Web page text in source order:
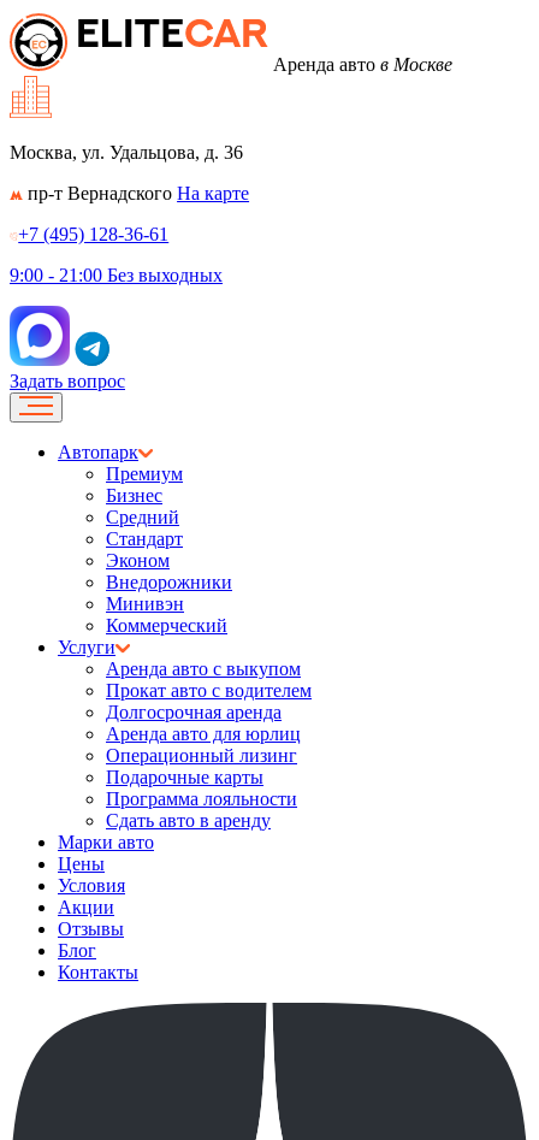
Аренда авто в Москве
Москва, ул. Удальцова, д. 36
пр-т ВернадскогоНа карте
+7 (495) 128-36-61
9:00 - 21:00 Без выходных
Задать вопрос
Автопарк
Премиум
Бизнес
Средний
Стандарт
Эконом
Внедорожники
Минивэн
Коммерческий
Услуги
Аренда авто с выкупом
Прокат авто с водителем
Долгосрочная аренда
Аренда авто для юрлиц
Операционный лизинг
Подарочные карты
Программа лояльности
Сдать авто в аренду
Марки авто
Цены
Условия
Акции
Отзывы
Блог
Контакты